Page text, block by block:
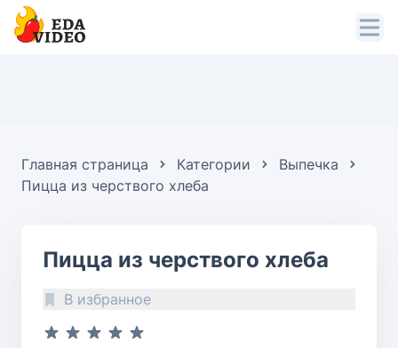
Главная страница Категории
Выпечка
Пицца из черствого хлеба
Пицца из черствого хлеба
В избранное